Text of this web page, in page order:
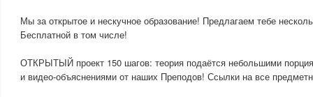
Мы за открытое и нескучное образование! Предлагаем тебе
Бесплатной в том числе!
ОТКРЫТЫЙ проект 150 шагов: теория подаётся небольшими
и видео-объяснениями от наших Преподов! Ссылки на все